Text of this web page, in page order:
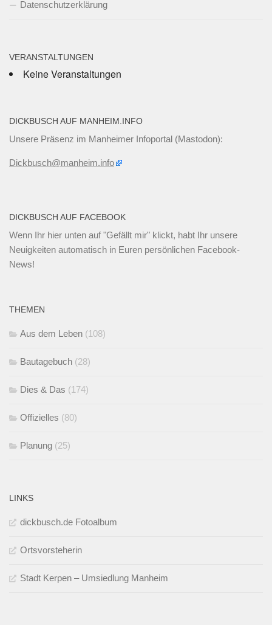
Datenschutzerklärung
VERANSTALTUNGEN
Keine Veranstaltungen
DICKBUSCH AUF MANHEIM.INFO
Unsere Präsenz im Manheimer Infoportal (Mastodon):
Dickbusch@manheim.info
DICKBUSCH AUF FACEBOOK
Wenn Ihr hier unten auf "Gefällt mir" klickt, habt Ihr unsere
Neuigkeiten automatisch in Euren persönlichen Facebook-
News!
THEMEN
Aus dem Leben (108)
Bautagebuch (28)
Dies & Das (174)
Offizielles (80)
Planung (25)
LINKS
dickbusch.de Fotoalbum
Ortsvorsteherin
Stadt Kerpen – Umsiedlung Manheim